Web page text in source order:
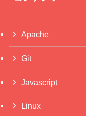
Apache
Git
Javascript
Linux